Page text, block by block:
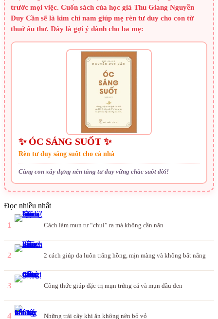
trước mọi việc. Cuốn sách của học giả Thu Giang Nguyễn
Duy Cần sẽ là kim chỉ nam giúp mẹ rèn tư duy cho con từ
thuở ấu thơ. Đây là gợi ý dành cho ba mẹ:
✨ ÓC SÁNG SUỐT ✨
Rèn tư duy sáng suốt cho cả nhà
Cùng con xây dựng nền tảng tư duy vững chắc suốt đời!
Đọc nhiều nhất
1 Cách làm mụn tự “chui” ra mà không cần nặn
2 2 cách giúp da luôn trắng hồng, mịn màng và không bắt nắng
3 Công thức giúp đặc trị mụn trứng cá và mụn đầu đen
4 Những trái cây khi ăn không nên bỏ vỏ